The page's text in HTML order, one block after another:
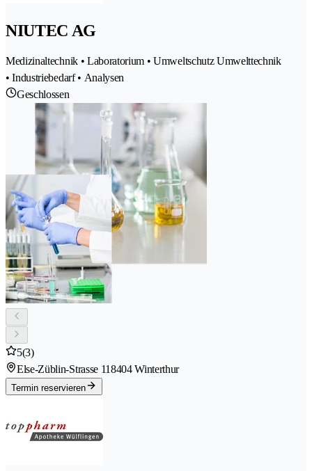
NIUTEC AG
Medizinaltechnik • Laboratorium • Umweltschutz Umwelttechnik
• Industriebedarf • Analysen
Geschlossen
5(3)
Else-Züblin-Strasse 118404 Winterthur
Termin reservieren